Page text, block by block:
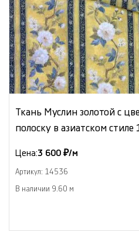
Ткань Муслин золотой с
полоску в азиатском стиле
Цена:3 600 ₽/м
Артикул: 14536
В наличии 9.60 м